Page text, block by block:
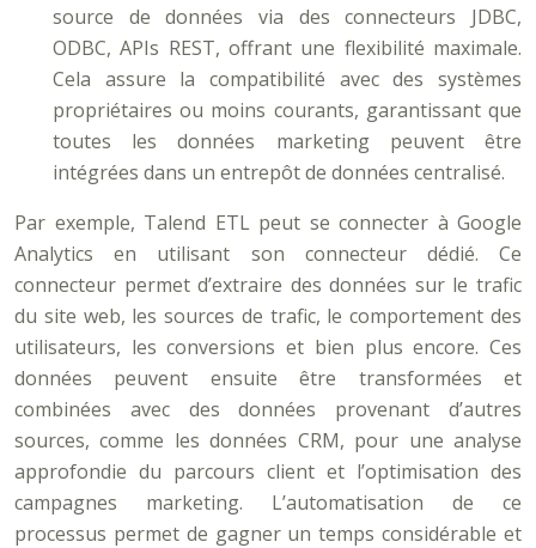
source de données via des connecteurs JDBC,
ODBC, APIs REST, offrant une flexibilité maximale.
Cela assure la compatibilité avec des systèmes
propriétaires ou moins courants, garantissant que
toutes les données marketing peuvent être
intégrées dans un entrepôt de données centralisé.
Par exemple, Talend ETL peut se connecter à Google
Analytics en utilisant son connecteur dédié. Ce
connecteur permet d’extraire des données sur le trafic
du site web, les sources de trafic, le comportement des
utilisateurs, les conversions et bien plus encore. Ces
données peuvent ensuite être transformées et
combinées avec des données provenant d’autres
sources, comme les données CRM, pour une analyse
approfondie du parcours client et l’optimisation des
campagnes marketing. L’automatisation de ce
processus permet de gagner un temps considérable et